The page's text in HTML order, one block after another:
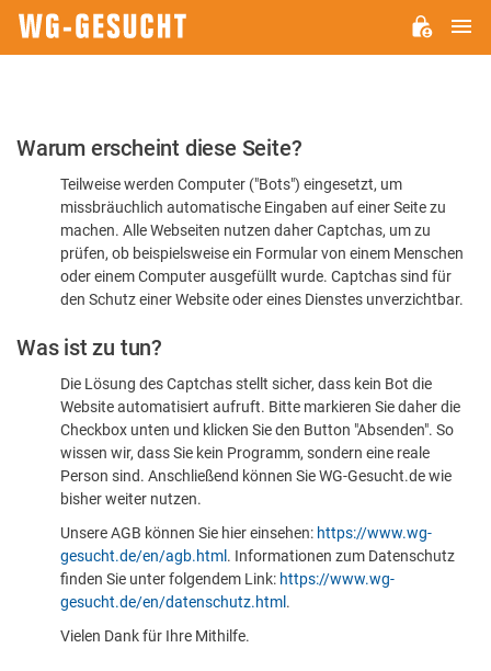
Bitte
dass
sind
Warum erscheint diese Seite?
Teilweise werden Computer ("Bots") eingesetzt, um
missbräuchlich automatische Eingaben auf einer Seite zu
machen. Alle Webseiten nutzen daher Captchas, um zu
prüfen, ob beispielsweise ein Formular von einem Menschen
oder einem Computer ausgefüllt wurde. Captchas sind für
den Schutz einer Website oder eines Dienstes unverzichtbar.
Was ist zu tun?
Die Lösung des Captchas stellt sicher, dass kein Bot die
Website automatisiert aufruft. Bitte markieren Sie daher die
Checkbox unten und klicken Sie den Button "Absenden". So
wissen wir, dass Sie kein Programm, sondern eine reale
Person sind. Anschließend können Sie WG-Gesucht.de wie
bisher weiter nutzen.
Unsere AGB können Sie hier einsehen: https://www.wg-
gesucht.de/en/agb.html . Informationen zum Datenschutz
finden Sie unter folgendem Link: https://www.wg-
gesucht.de/en/datenschutz.html .
Vielen Dank für Ihre Mithilfe.